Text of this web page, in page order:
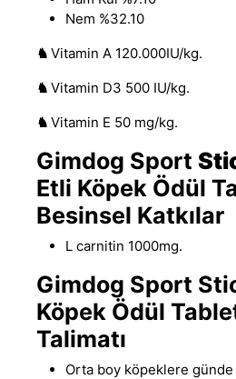
Nem %32.10
♞ Vitamin A 120.000IU/kg.
♞ Vitamin D3 500 IU/kg.
♞ Vitamin E 50 mg/kg.
Gimdog Sport
Etli Köpek Ödül
Besinsel Katkılar
L carnitin 1000mg.
Gimdog Sport
Köpek Ödül
Talimatı
Orta boy köpeklere